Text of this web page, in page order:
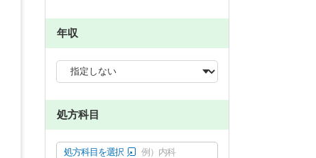
年収
処方科目
処方科目を選択 例）内科